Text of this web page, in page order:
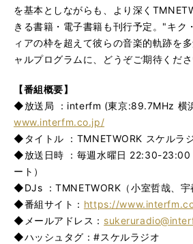
を基本としながらも、より深く
きる書籍・電子書籍も刊行予定。"キク
ィアの枠を超えて彼らの音楽的軌跡を
ャルプログラムに、どうぞご期待くださ
【番組概要】
◆放送局 ：interfm (東京:89.7MHz 横
www.interfm.co.jp/
◆タイトル ：TMNETWORK スケルラ
◆放送日時 ：毎週水曜日 22:30-23:00
ート）
◆DJs ：TMNETWORK（小室哲哉、宇
◆番組サイト： https://
◆メールアドレス：
◆ハッシュタグ：#スケルラジオ